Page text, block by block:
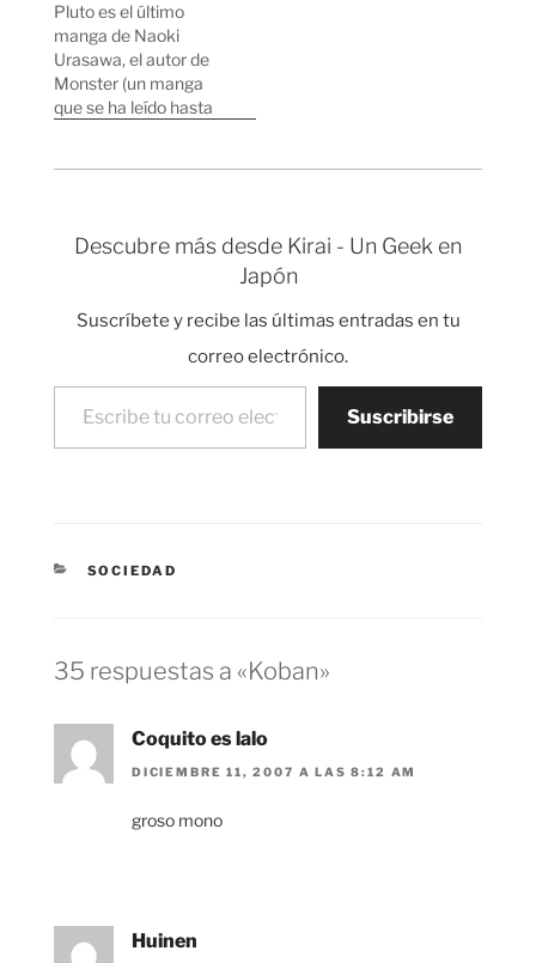
madrugada sin ningún
miedo, te puedes dejar
el teléfono móvil
encima de la mesa en
la cafetería mientras
desaparecerá, puedes
Pluto es el último
manga de Naoki
Urasawa, el autor de
Monster (un manga
que se ha leído hasta
Monster; sobre todo el
Descubre más desde Kirai - Un Geek en
Japón
Suscríbete y recibe las últimas entradas en tu
correo electrónico.
Escribe tu correo electrónico…
Suscribirse
CATEGORÍAS
SOCIEDAD
35 respuestas a «Koban»
Coquito es lalo
DICIEMBRE 11, 2007 A LAS 8:12 AM
groso mono
Huinen